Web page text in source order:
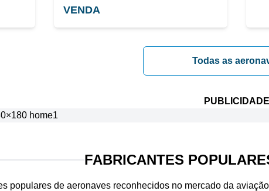
VENDA
Todas as
PUBLICIDADE
FABRICANTES
populares de aeronaves reconhecidos no mercado da